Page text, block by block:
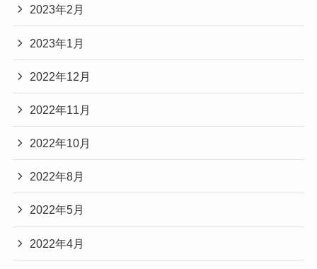
2023年2月
2023年1月
2022年12月
2022年11月
2022年10月
2022年8月
2022年5月
2022年4月